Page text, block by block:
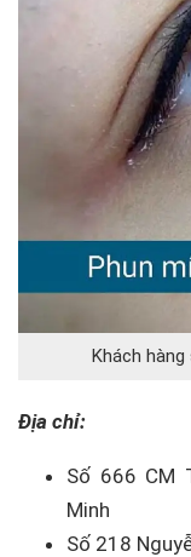
Khách
Địa chỉ:
Số 666 CM
Minh
Số 218